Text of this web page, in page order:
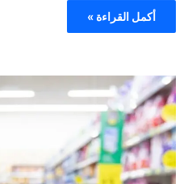
أكمل القراءة »